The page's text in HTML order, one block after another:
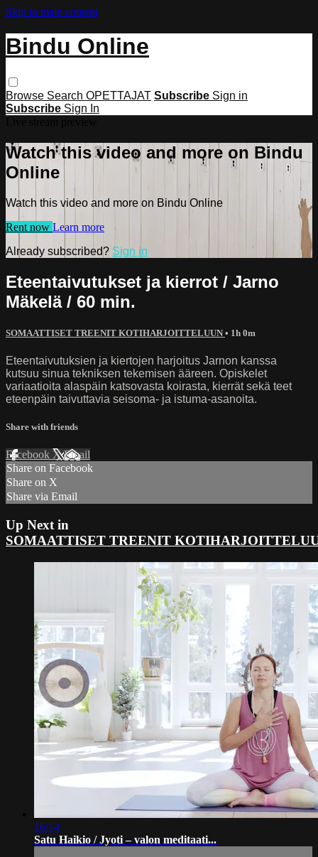
Skip to main content
Bindu Online
Browse Search OPETTAJAT Subscribe Sign in
Subscribe Sign In
Watch this video and more on Bindu
Online
Watch this video and more on Bindu Online
Rent now Learn more
Already subscribed? Sign in
Eteentaivutukset ja kierrot / Jarno
Mäkelä / 60 min.
SOMAATTISET TREENIT KOTIHARJOITTELUUN • 1h 0m
Eteentaivutuksien ja kiertojen harjoitus Jarnon kanssa
kutsuu sinua tekniksen tekemisen ääreen. Opiskelet
variaatioita alaspäin katsovasta koirasta, kierrät sekä teet
eteenpäin taivuttavia seisoma- ja istuma-asanoita.
Share with friends
Facebook XEmail
Share on Facebook
Share on X
Share via Email
Up Next in
SOMAATTISET TREENIT
16:14
Satu Haikio / Jyoti – valon meditaati...